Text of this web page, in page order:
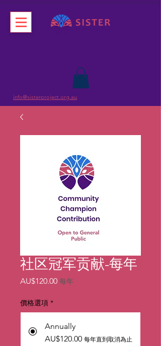
info@sisterproject.org.au
社区冠军贡献-每年
AU$120.00價
每年
價格選項 *
Annually
AU$120.00 每年直到取消為止